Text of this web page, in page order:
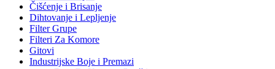
Čišćenje i Brisanje
Dihtovanje i Lepljenje
Filter Grupe
Filteri Za Komore
Gitovi
Industrijske Boje i Premazi